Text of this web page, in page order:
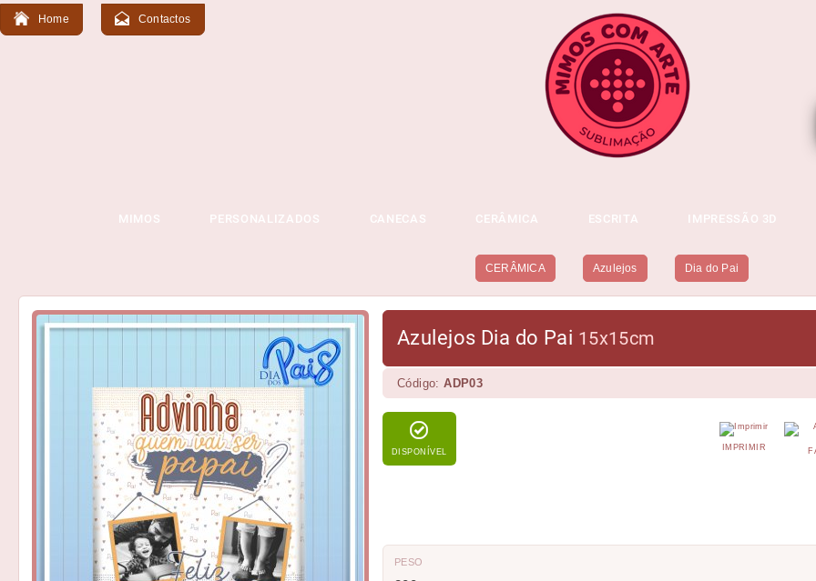
Home Contactos
MIMOS PERSONALIZADOS CANECAS CERÂMICA ESCRITA IMPRESSÃO 3D
CERÂMICA Azulejos Dia do Pai
Azulejos Dia do Pai 15x15cm
Código:ADP03
DISPONÍVEL IMPRIMIR
PESO